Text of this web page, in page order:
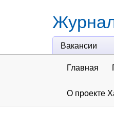
Вакансии
Главная
О проекте